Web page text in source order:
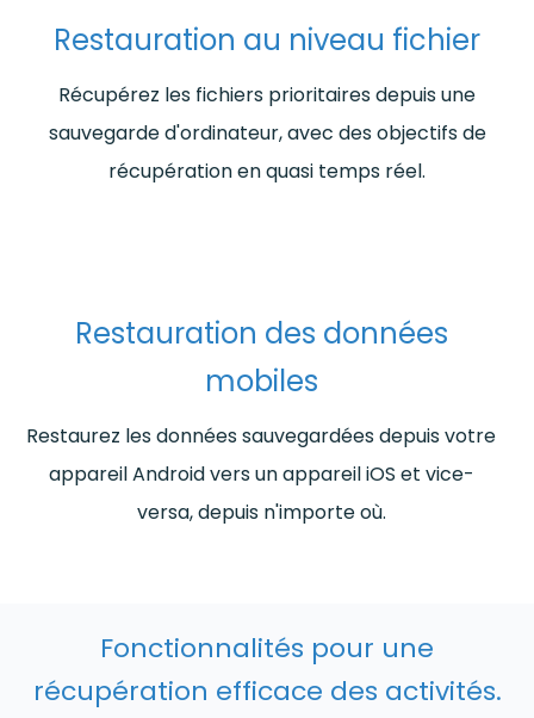
Restauration au niveau fichier
Récupérez les fichiers prioritaires depuis une
sauvegarde d'ordinateur, avec des objectifs de
récupération en quasi temps réel.
Restauration des données
mobiles
Restaurez les données sauvegardées depuis votre
appareil Android vers un appareil iOS et vice-
versa, depuis n'importe où.
Fonctionnalités pour une
récupération efficace des activités.